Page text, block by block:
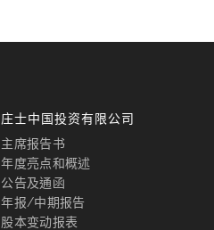
庄士中国投资有限公司
主席报告书
年度亮点和概述
公告及通函
年报/中期报告
股本变动报表